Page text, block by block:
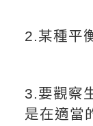
2.某種平
3.要觀察
是在適當